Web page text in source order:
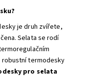
je druh zvířete,
Selata se rodí
robustní termodesky
pro selata